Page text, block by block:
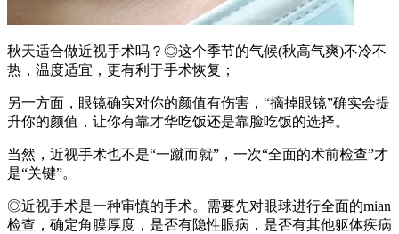
秋天适合做近视手术吗？◎这个季节的气候(秋高气爽)不冷不
热，温度适宜，更有利于手术恢复；
另一方面，眼镜确实对你的颜值有伤害，“摘掉眼镜”确实会提
升你的颜值，让你有靠才华吃饭还是靠脸吃饭的选择。
当然，近视手术也不是“一蹴而就”，一次“全面的术前检查”才
是“关键”。
◎近视手术是一种审慎的手术。需要先对眼球进行全面的mian
检查，确定角膜厚度，是否有隐性眼病，是否有其他躯体疾病